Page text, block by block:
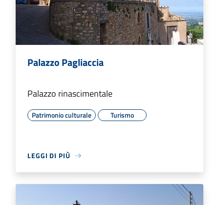
Palazzo Pagliaccia
Palazzo rinascimentale
Patrimonio culturale Turismo
LEGGI DI PIÙ